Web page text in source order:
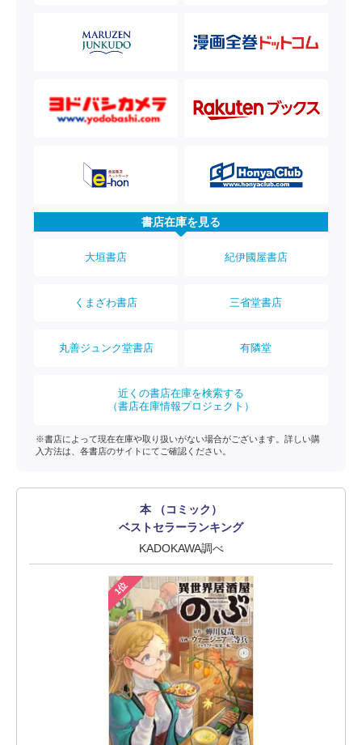
書店在庫を見る
大垣書店 紀伊國屋書店
くまざわ書店 三省堂書店
丸善ジュンク堂書店 有隣堂
近くの書店在庫を検索する
（書店在庫情報プロジェクト）
※書店によって現在在庫や取り扱いがない場合がございます。詳しい購
入方法は、各書店のサイトにてご確認ください。
本 （コミック）
ベストセラーランキング
KADOKAWA調べ
1位